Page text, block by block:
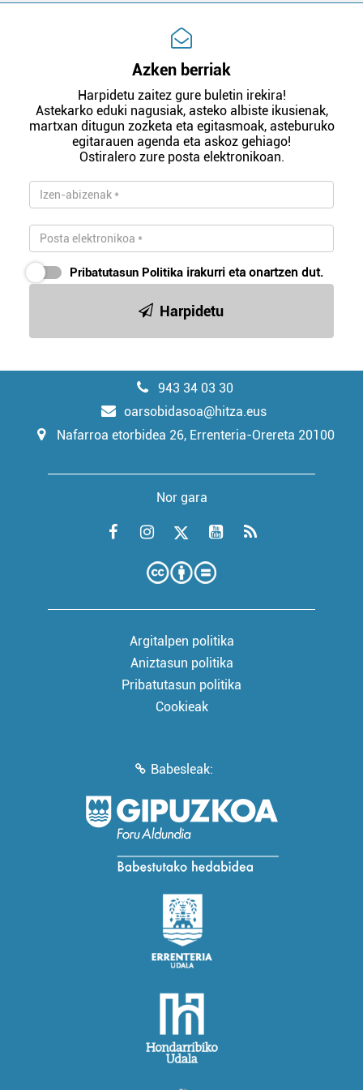
Azken berriak
Harpidetu zaitez gure buletin irekira!
Astekarko eduki nagusiak, asteko albiste ikusienak,
martxan ditugun zozketa eta egitasmoak, asteburuko
egitarauen agenda eta askoz gehiago!
Ostiralero zure posta elektronikoan.
Pribatutasun Politika irakurri eta onartzen dut.
Harpidetu
943 34 03 30
oarsobidasoa@hitza.eus
Nafarroa etorbidea 26, Errenteria-Orereta 20100
Nor gara
Argitalpen politika
Aniztasun politika
Pribatutasun politika
Cookieak
Babesleak: